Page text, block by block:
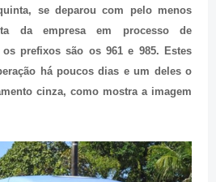
se deparou com pelo menos
da empresa em processo de
os prefixos são os 961 e 985. Estes
há poucos dias e um deles o
cinza, como mostra a imagem